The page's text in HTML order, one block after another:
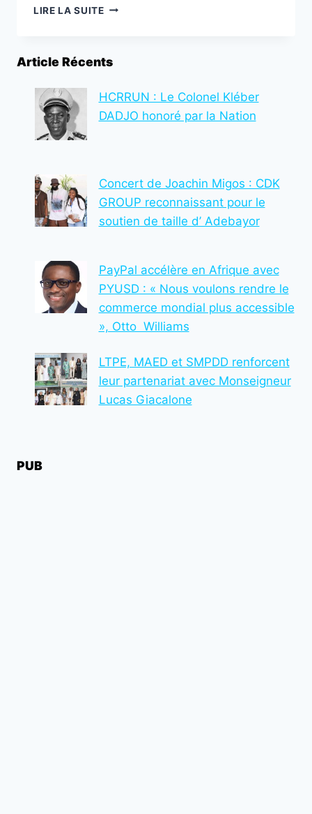
LIRE LA SUITEFTF:
LES
ET
CONTRIBUTIONS
DU
AU
DÉVELOPPEMENT
FOOTBALL
Article Récents
HCRRUN : Le Colonel Kléber
DADJO honoré par la Nation
Concert de Joachin Migos : CDK
GROUP reconnaissant pour le
soutien de taille d’ Adebayor
PayPal accélère en Afrique avec
PYUSD : « Nous voulons rendre le
commerce mondial plus accessible
», Otto Williams
LTPE, MAED et SMPDD renforcent
leur partenariat avec Monseigneur
Lucas Giacalone
PUB